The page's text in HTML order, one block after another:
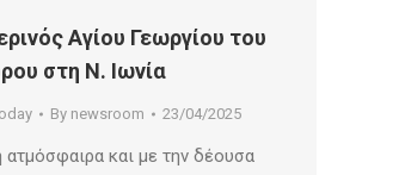
Αγίου Γεωργίου του
στη Ν. Ιωνία
By newsroom 23/04/2025
ατμόσφαιρα και με την δέουσα